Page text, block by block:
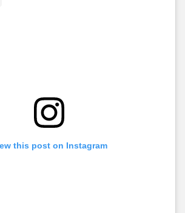
this post on Instagram